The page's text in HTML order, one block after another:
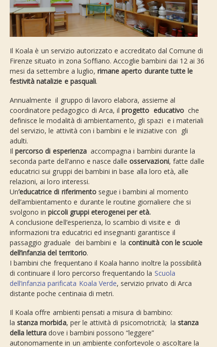
Il Koala è un servizio autorizzato e accreditato dal Comune di
Firenze situato in zona Soffiano. Accoglie bambini dai 12 ai 36
mesi da settembre a luglio,rimane aperto durante tutte le
festività natalizie e pasquali.
Annualmente il gruppo di lavoro elabora, assieme al
coordinatore pedagogico di Arca, ilprogetto educativoche
definisce le modalità di ambientamento, gli spazi e i materiali
del servizio, le attività con i bambini e le iniziative con gli
adulti.
Ilpercorso di esperienzaaccompagna i bambini durante la
seconda parte dell’anno e nasce dalleosservazioni, fatte dalle
educatrici sui gruppi dei bambini in base alla loro età, alle
relazioni, ai loro interessi.
Un’educatrice di riferimentosegue i bambini al momento
dell’ambientamento e durante le routine giornaliere che si
svolgono inpiccoli gruppi eterogenei per età.
A conclusione dell’esperienza, lo scambio di visite e di
informazioni tra educatrici ed insegnanti garantisce il
passaggio graduale dei bambini e la continuità con le scuole
dell’infanzia del territorio.
I bambini che frequentano il Koala hanno inoltre la possibilità
di continuare il loro percorso frequentando la Scuola
dell’infanzia parificata Koala Verde, servizio privato di Arca
distante poche centinaia di metri.
Il Koala offre ambienti pensati a misura di bambino:
lastanza morbida, per le attività di psicomotricità; lastanza
della lettura dove i bambini possono “leggere”
autonomamente in un ambiente confortevole o ascoltare la